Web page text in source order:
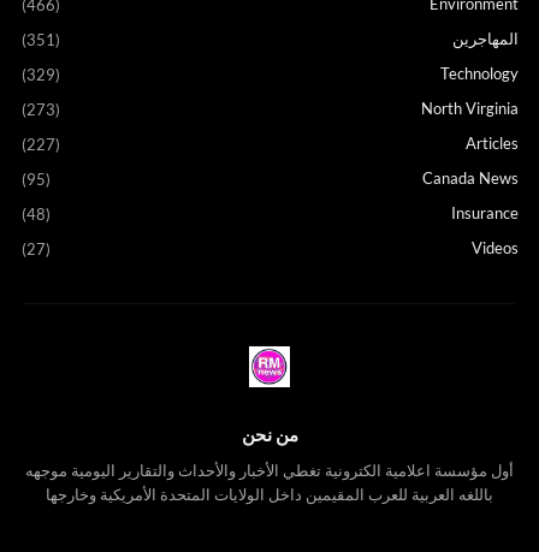
Environment
(466)
المهاجرين
(351)
Technology
(329)
North Virginia
(273)
Articles
(227)
Canada News
(95)
Insurance
(48)
Videos
(27)
من نحن
أول مؤسسة اعلامية الكترونية تغطي الأخبار والأحداث والتقارير اليومية موجهه
باللغه العربية للعرب المقيمين داخل الولايات المتحدة الأمريكية وخارجها